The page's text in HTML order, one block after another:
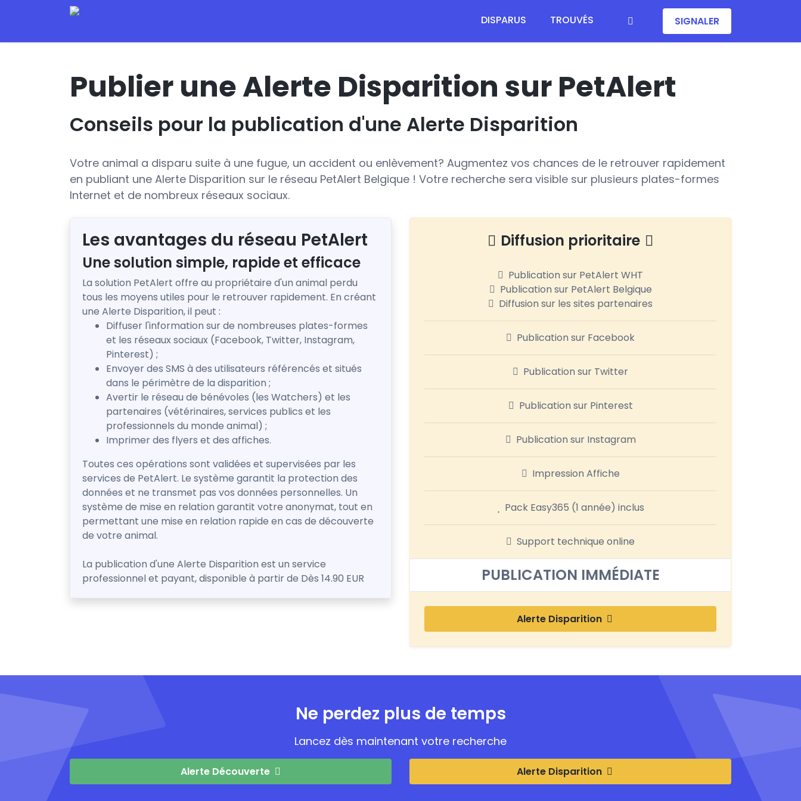
DISPARUS TROUVÉS SIGNALER
Publier une Alerte Disparition sur PetAlert
Conseils pour la publication d'une Alerte Disparition
Votre animal a disparu suite à une fugue, un accident ou enlèvement? Augmentez vos chances de le retrouver rapidement
en publiant une Alerte Disparition sur le réseau PetAlert Belgique ! Votre recherche sera visible sur plusieurs plates-formes
Internet et de nombreux réseaux sociaux.
Les avantages du réseau PetAlert
Une solution simple, rapide et efficace
La solution PetAlert offre au propriétaire d'un animal perdu
tous les moyens utiles pour le retrouver rapidement. En créant
une Alerte Disparition, il peut :
Diffuser l'information sur de nombreuses plates-formes
et les réseaux sociaux (Facebook, Twitter, Instagram,
Pinterest) ;
Envoyer des SMS à des utilisateurs référencés et situés
dans le périmètre de la disparition ;
Avertir le réseau de bénévoles (les Watchers) et les
partenaires (vétérinaires, services publics et les
professionnels du monde animal) ;
Imprimer des flyers et des affiches.
Toutes ces opérations sont validées et supervisées par les
services de PetAlert. Le système garantit la protection des
données et ne transmet pas vos données personnelles. Un
système de mise en relation garantit votre anonymat, tout en
permettant une mise en relation rapide en cas de découverte
de votre animal.
La publication d'une Alerte Disparition est un service
professionnel et payant, disponible à partir de Dès 14.90 EUR
Diffusion prioritaire
Publication sur PetAlert WHT
Publication sur PetAlert Belgique
Diffusion sur les sites partenaires
Publication sur Facebook
Publication sur Twitter
Publication sur Pinterest
Publication sur Instagram
Impression Affiche
Pack Easy365 (1 année) inclus
Support technique online
PUBLICATION IMMÉDIATE
Alerte Disparition
Ne perdez plus de temps
Lancez dès maintenant votre recherche
Alerte Découverte Alerte Disparition